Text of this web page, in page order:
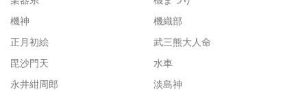
機神
機織部
正月初絵
武三熊大人命
毘沙門天
水車
永井紺周郎
淡島神